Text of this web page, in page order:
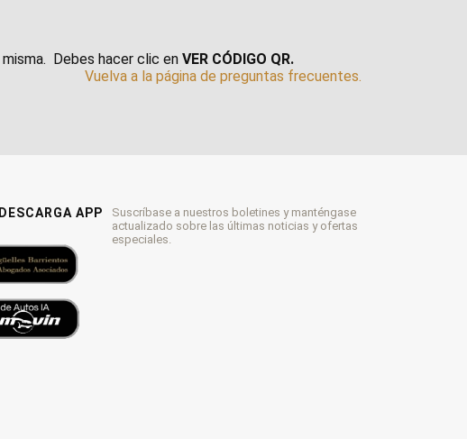
Debes hacer clic en VER CÓDIGO QR.
Vuelva a la página de preguntas frecuentes.
Suscríbase a nuestros boletines y manténgase
actualizado sobre las últimas noticias y ofertas
especiales.
APP